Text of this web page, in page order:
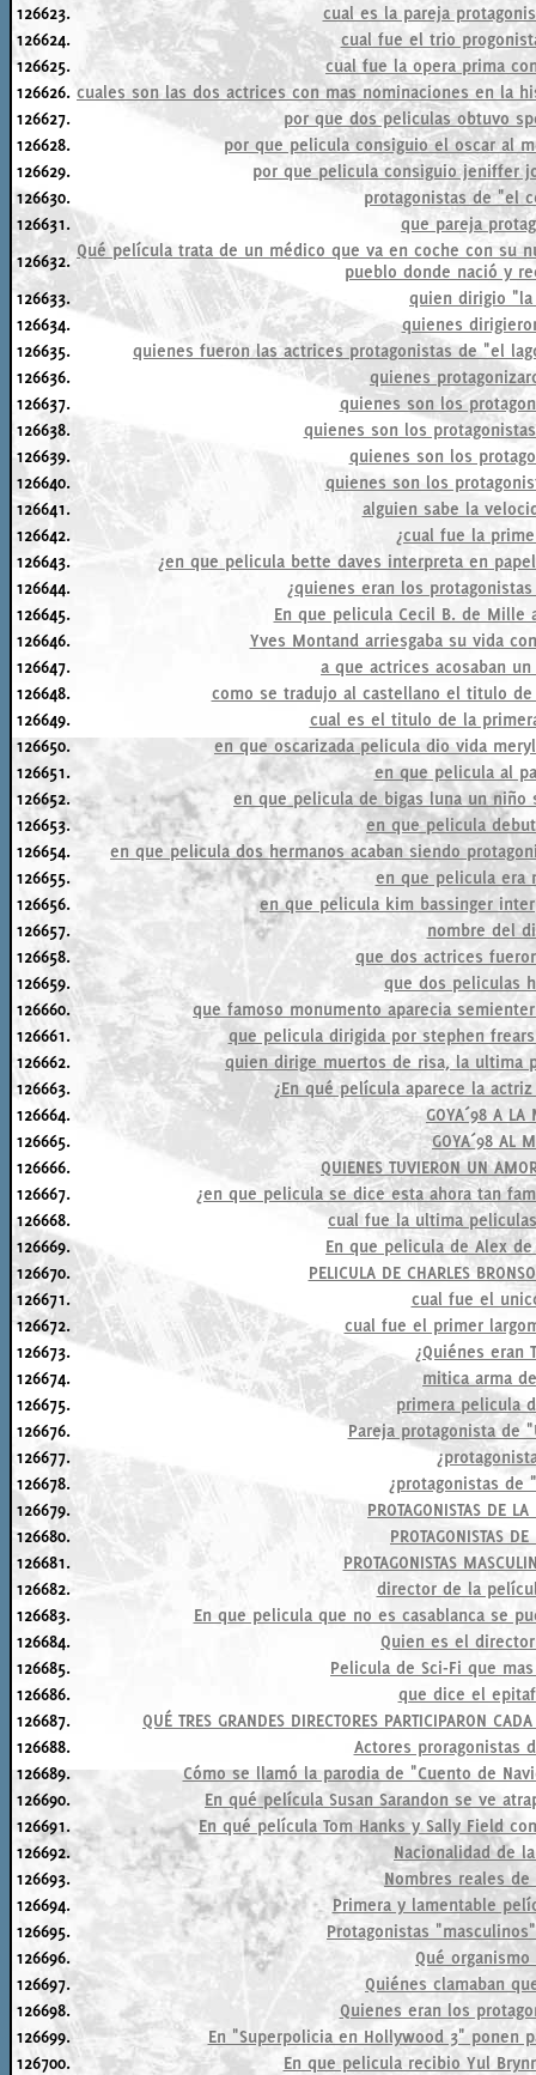
126623.
cual es la pareja
126624.
cual fue el trio
126625.
cual fue la opera prima
126626. cuales son las dos actrices con mas nominaciones en la
126627.
por que dos peliculas obtuvo
126628.
por que pelicula consiguio el oscar al
126629.
por que pelicula consiguio jeniffer
126630.
protagonistas de "el
126631.
que pareja
126632. Qué película trata de un médico que va en coche con su
pueblo donde nació y
126633.
quien dirigio
126634.
quienes
126635.
quienes fueron las actrices protagonistas de "el
126636.
quienes
126637.
quienes son los
126638.
quienes son los
126639.
quienes son los
126640.
quienes son los
126641.
alguien sabe la
126642.
¿cual fue la
126643.
¿en que pelicula bette daves interpreta en
126644.
¿quienes eran los
126645.
En que pelicula Cecil B. de Mille
126646.
Yves Montand arriesgaba su vida
126647.
a que actrices acosaban
126648.
como se tradujo al castellano el titulo
126649.
cual es el titulo de la
126650.
en que oscarizada pelicula dio vida
126651.
en que pelicula al
126652.
en que pelicula de bigas luna un niño
126653.
en que pelicula
126654.
en que pelicula dos hermanos acaban siendo
126655.
en que pelicula era
126656.
en que pelicula kim bassinger
126657.
nombre del
126658.
que dos actrices
126659.
que dos peliculas
126660.
que famoso monumento aparecia
126661.
que pelicula dirigida por stephen
126662.
quien dirige muertos de risa, la ultima
126663.
¿En qué película aparece la
126664.
GOYA´98 A LA
126665.
GOYA´98 AL
126666.
QUIENES TUVIERON UN
126667.
¿en que pelicula se dice esta ahora tan
126668.
cual fue la ultima
126669.
En que pelicula de Alex
126670.
PELICULA DE CHARLES
126671.
cual fue el
126672.
cual fue el primer
126673.
¿Quiénes eran
126674.
mitica arma
126675.
primera pelicula
126676.
Pareja protagonista de
126677.
126678.
¿protagonistas de
126679.
PROTAGONISTAS DE
126680.
PROTAGONISTAS
126681.
PROTAGONISTAS
126682.
director de la
126683.
En que pelicula que no es casablanca se
126684.
Quien es el
126685.
Pelicula de Sci-Fi que
126686.
que dice el
126687.
QUÉ TRES GRANDES DIRECTORES PARTICIPARON
126688.
Actores proragonistas
126689.
Cómo se llamó la parodia de "Cuento de
126690.
En qué película Susan Sarandon se ve
126691.
En qué película Tom Hanks y Sally Field
126692.
Nacionalidad de
126693.
Nombres reales
126694.
Primera y lamentable
126695.
Protagonistas
126696.
Qué
126697.
Quiénes clamaban
126698.
Quienes eran los
126699.
En "Superpolicia en Hollywood 3" ponen
126700.
En que pelicula recibio Yul